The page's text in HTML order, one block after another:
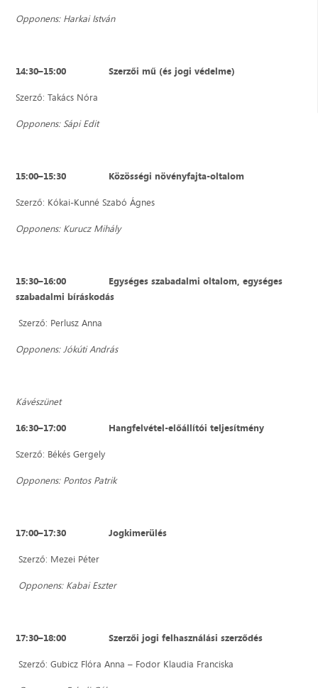
Opponens: Harkai István
14:30–15:00 Szerzői mű (és jogi védelme)
Szerző: Takács Nóra
Opponens: Sápi Edit
15:00–15:30 Közösségi növényfajta-oltalom
Szerző: Kókai-Kunné Szabó Ágnes
Opponens: Kurucz Mihály
15:30–16:00 Egységesszabadalmi oltalom, egységes
szabadalmi bíráskodás
Szerző: Perlusz Anna
Opponens: Jókúti András
Kávészünet
16:30–17:00 Hangfelvétel-előállítói teljesítmény
Szerző: Békés Gergely
Opponens: Pontos Patrik
17:00–17:30 Jogkimerülés
Szerző: Mezei Péter
Opponens: Kabai Eszter
17:30–18:00 Szerzői jogi felhasználási szerződés
Szerző: Gubicz Flóra Anna – Fodor Klaudia Franciska